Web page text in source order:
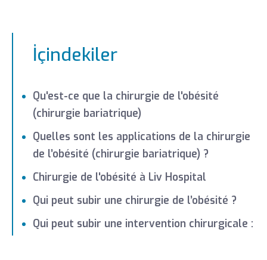
İçindekiler
Qu'est-ce que la chirurgie de l'obésité
(chirurgie bariatrique)
Quelles sont les applications de la chirurgie
de l’obésité (chirurgie bariatrique) ?
Chirurgie de l'obésité à Liv Hospital
Qui peut subir une chirurgie de l’obésité ?
Qui peut subir une intervention chirurgicale :